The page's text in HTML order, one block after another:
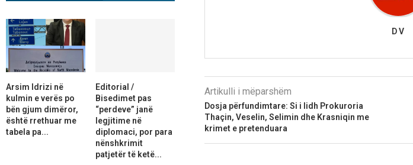
D V
Artikulli i mëparshëm
Dosja përfundimtare: Si i lidh Prokuroria
Thaçin, Veselin, Selimin dhe Krasniqin me
krimet e pretenduara
Arsim Idrizi në
kulmin e verës po
bën gjum dimëror,
është rrethuar me
tabela pa...
Editorial /
Bisedimet pas
“perdeve” janë
legjitime në
diplomaci, por para
nënshkrimit
patjetër të ketë...